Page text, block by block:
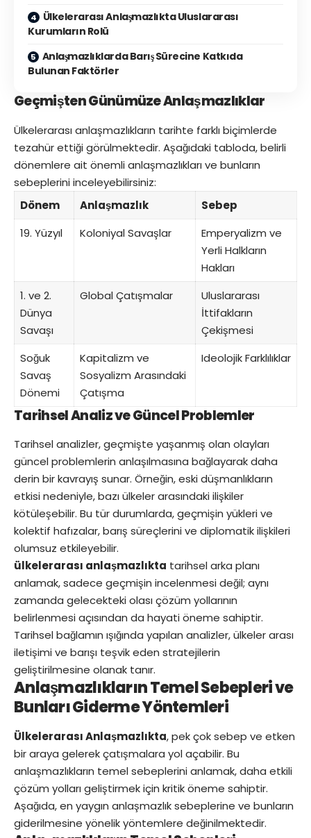
Ülkelerarası Anlaşmazlıkta Uluslararası
Kurumların Rolü
Anlaşmazlıklarda Barış Sürecine Katkıda
Bulunan Faktörler
Geçmişten Günümüze Anlaşmazlıklar
Ülkelerarası anlaşmazlıkların tarihte farklı biçimlerde
tezahür ettiği görülmektedir. Aşağıdaki tabloda, belirli
dönemlere ait önemli anlaşmazlıkları ve bunların
sebeplerini inceleyebilirsiniz:
Dönem
Anlaşmazlık
Sebep
19. Yüzyıl
Koloniyal Savaşlar
Emperyalizm ve
Yerli Halkların
Hakları
1. ve 2.
Dünya
Savaşı
Global Çatışmalar
Uluslararası
İttifakların
Çekişmesi
Soğuk
Savaş
Dönemi
Kapitalizm ve
Sosyalizm Arasındaki
Çatışma
Ideolojik Farklılıklar
Tarihsel Analiz ve Güncel Problemler
Tarihsel analizler, geçmişte yaşanmış olan olayları
güncel problemlerin anlaşılmasına bağlayarak daha
derin bir kavrayış sunar. Örneğin, eski düşmanlıkların
etkisi nedeniyle, bazı ülkeler arasındaki ilişkiler
kötüleşebilir. Bu tür durumlarda, geçmişin yükleri ve
kolektif hafızalar, barış süreçlerini ve diplomatik ilişkileri
olumsuz etkileyebilir.
ülkelerarası anlaşmazlıkta tarihsel arka planı
anlamak, sadece geçmişin incelenmesi değil; aynı
zamanda gelecekteki olası çözüm yollarının
belirlenmesi açısından da hayati öneme sahiptir.
Tarihsel bağlamın ışığında yapılan analizler, ülkeler arası
iletişimi ve barışı teşvik eden stratejilerin
geliştirilmesine olanak tanır.
Anlaşmazlıkların Temel Sebepleri ve
Bunları Giderme Yöntemleri
Ülkelerarası Anlaşmazlıkta, pek çok sebep ve etken
bir araya gelerek çatışmalara yol açabilir. Bu
anlaşmazlıkların temel sebeplerini anlamak, daha etkili
çözüm yolları geliştirmek için kritik öneme sahiptir.
Aşağıda, en yaygın anlaşmazlık sebeplerine ve bunların
giderilmesine yönelik yöntemlere değinilmektedir.